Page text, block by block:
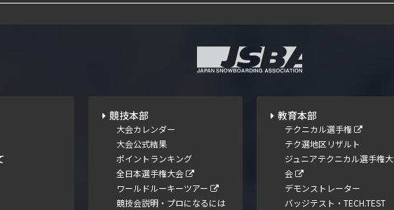
競技本部
大会カレンダー
大会公式結果
ポイントランキング
全日本選手権大会
ワールドルーキーツアー
競技会説明・プロになるには
教育本部
テクニカル選手権
テク選地区リザルト
ジュニアテクニカル選手権大
会
デモンストレーター
バッジテスト・TECH.TEST